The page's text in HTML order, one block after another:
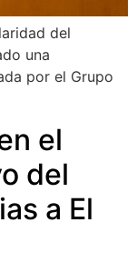
del
una
por el Grupo
el
del
a El